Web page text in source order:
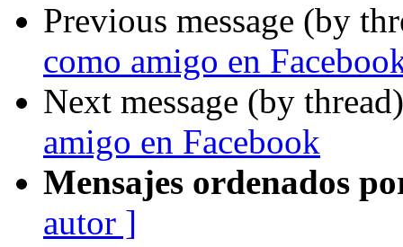
Previous message (by
como amigo en
Next message (by
amigo en Facebook
Mensajes ordenados
autor ]